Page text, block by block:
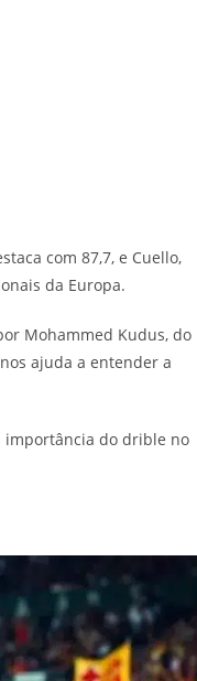
com 87,7, e Cuello,
da Europa.
Mohammed Kudus, do
ajuda a entender a
importância do drible no